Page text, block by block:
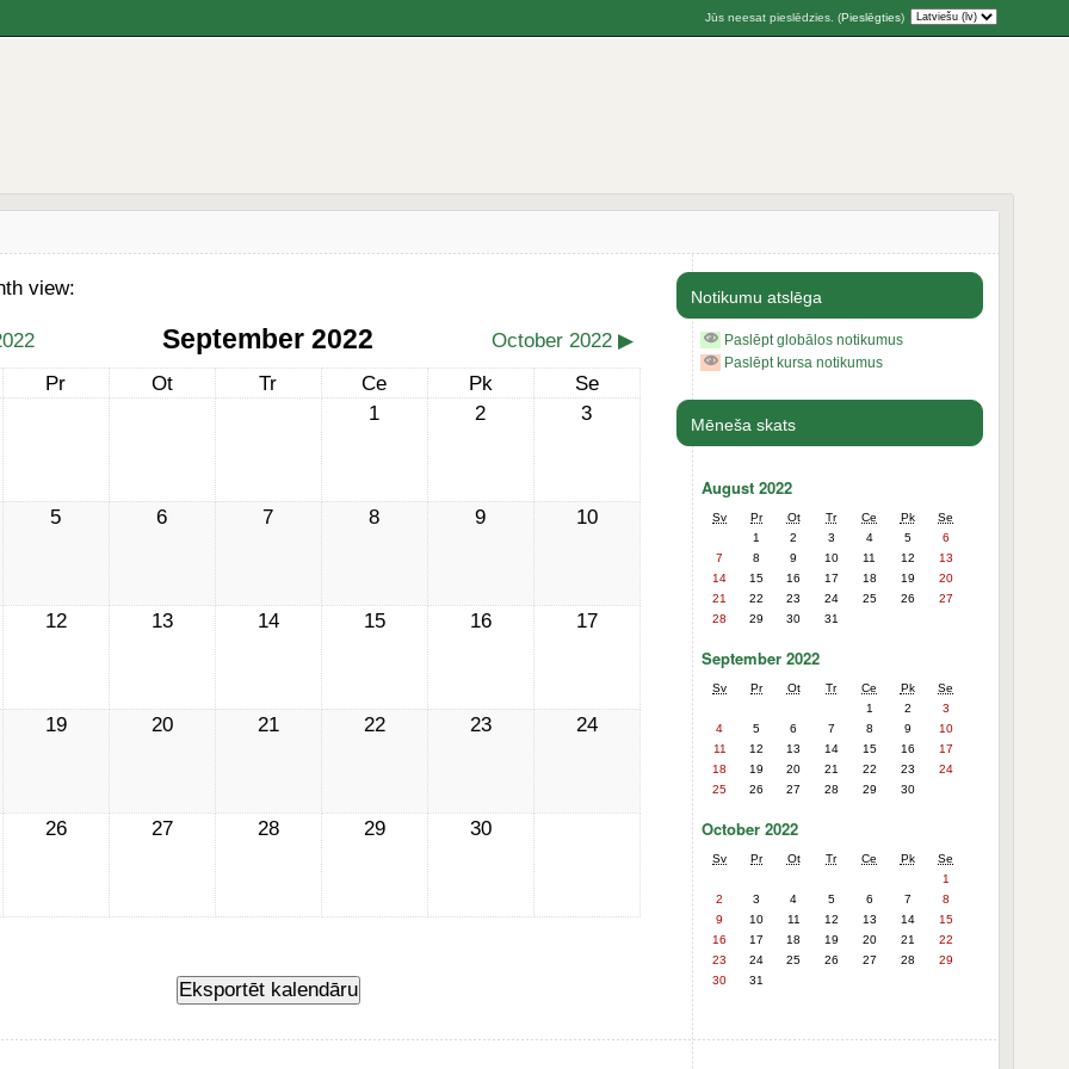
Jūs neesat pieslēdzies. (Pieslēgties)
view:
September 2022 October 2022 ▶
Pr Ot Tr Ce Pk
Se
1
2 3
5 6 7 8 9 10
12 13 14 15 16 17
19 20 21 22 23 24
26 27 28 29 30
Notikumu atslēga
Paslēpt globālos notikumus
Paslēpt kursa notikumus
Mēneša skats
August 2022
Sv Pr Ot Tr Ce Pk
Se
1
2 3 4 5
6
7
8 9 10 11 12
13
14
15 16 17 18 19
20
21
22 23 24 25 26
27
28
29 30 31
September 2022
Sv Pr Ot Tr Ce Pk
Se
1
2
3
4
5 6 7 8 9
10
11
12 13 14 15 16
17
18
19 20 21 22 23
24
25
26 27 28 29 30
October 2022
Sv Pr Ot Tr Ce Pk
Se
1
2
3 4 5 6 7
8
9
10 11 12 13 14
15
16
17 18 19 20 21
22
23
24 25 26 27 28
29
30
31